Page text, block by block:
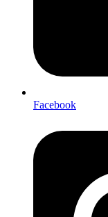
Facebook